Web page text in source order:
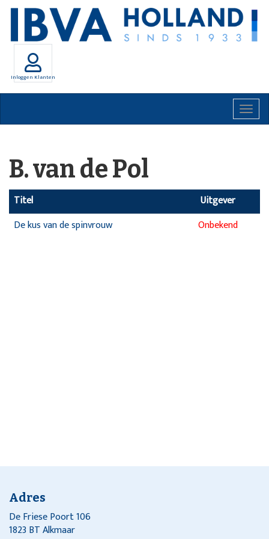
Inloggen Klanten
B. van de Pol
Titel
Uitgever
De kus van de spinvrouw
Onbekend
Adres
De Friese Poort 106
1823 BT Alkmaar